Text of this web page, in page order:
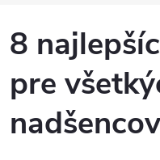
8
pre
nadšencov